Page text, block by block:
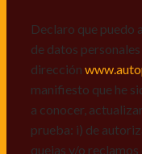
responsables, para
datos conforme lo
Declaro que puedo
de datos
dirección
manifiesto que he
a conocer,
prueba: i) de
quejas y/o reclamos